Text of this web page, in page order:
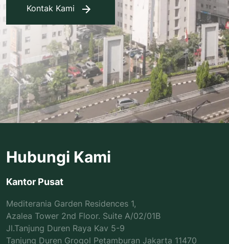
Kontak Kami
Hubungi Kami
Kantor Pusat
Mediterania Garden Residences 1,
Azalea Tower 2nd Floor. Suite A/02/01B
Jl.Tanjung Duren Raya Kav 5-9
Tanjung Duren Grogol Petamburan Jakarta 11470